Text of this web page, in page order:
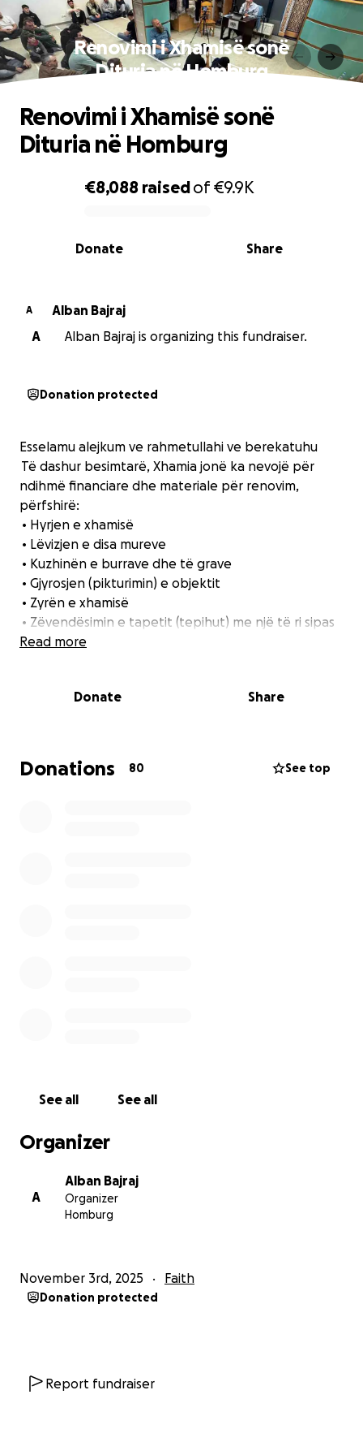
Renovimi i Xhamisë sonë
Dituria në Homburg
0% complete
€8,088 raisedof€9.9K
Share
Donate
Renovimi i Xhamisë sonë
Dituria në Homburg
A
Alban Bajraj
A
Alban Bajraj is organizing this fundraiser.
Donation protected
Esselamu alejkum ve rahmetullahi ve berekatuhu
Të dashur besimtarë, Xhamia jonë ka nevojë për
ndihmë financiare dhe materiale për renovim,
përfshirë:
• Hyrjen e xhamisë
• Lëvizjen e disa mureve
• Kuzhinën e burrave dhe të grave
• Gjyrosjen (pikturimin) e objektit
• Zyrën e xhamisë
• Zëvendësimin e tapetit (tepihut) me një të ri sipas
standardeve Brandschutz
shtëpinë e Zotit më të bukur, më të sigurt dhe më të
Thotë Allahu: “Kush është ai që i huazon Allahut një
hua të mirë, e Ai t’ia shtojë atij shumëfish atë?” (El-
• das Büro der Moschee
Brandschutzstandards
Jeder Beitrag ist wertvoll, um das Haus Allahs
schöner, sicherer und würdiger für alle zu machen.
Allah, der Erhabene, sagt: „Wer ist es, der Allah ein
Mit Respekt
Read more
Donate Share
Donations 80 See top
See all See all
Organizer
A
Alban Bajraj
Organizer
Homburg
November 3rd, 2025 Faith
Donation protected
Report fundraiser